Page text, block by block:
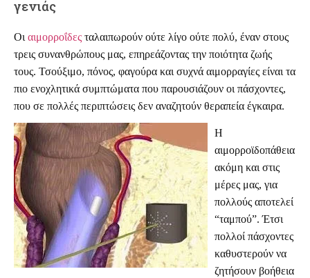
γενιάς
Οι αιμορροΐδες ταλαιπωρούν ούτε λίγο ούτε πολύ, έναν στους
τρεις συνανθρώπους μας, επηρεάζοντας την ποιότητα ζωής
τους. Τσούξιμο, πόνος, φαγούρα και συχνά αιμορραγίες είναι τα
πιο ενοχλητικά συμπτώματα που παρουσιάζουν οι πάσχοντες,
που σε πολλές περιπτώσεις δεν αναζητούν θεραπεία έγκαιρα.
Η
αιμορροϊδοπάθεια
ακόμη και στις
μέρες μας, για
πολλούς αποτελεί
“ταμπού”. Έτσι
πολλοί πάσχοντες
καθυστερούν να
ζητήσουν βοήθεια